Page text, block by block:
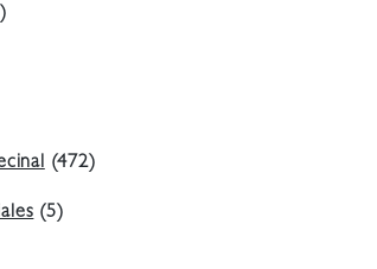
(472)
(5)